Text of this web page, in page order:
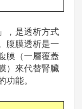
，是透析方式
腹膜透析是一
膜（一層覆蓋
）來代替腎臟
功能。